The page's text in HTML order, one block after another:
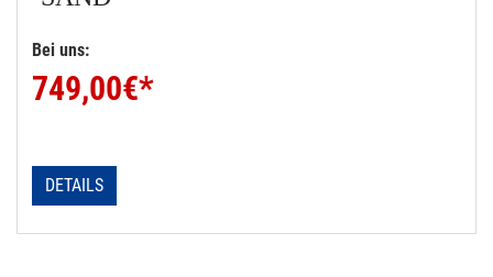
Bei uns:
749,00€*
DETAILS